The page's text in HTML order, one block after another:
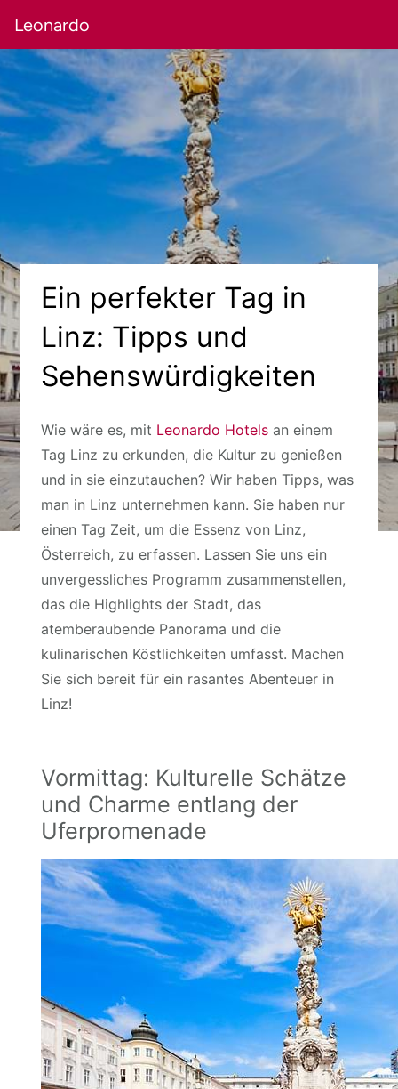
Leonardo
Ein perfekter Tag in
Linz: Tipps und
Sehenswürdigkeiten
Wie wäre es, mit Leonardo Hotels an einem
Tag Linz zu erkunden, die Kultur zu genießen
und in sie einzutauchen? Wir haben Tipps, was
man in Linz unternehmen kann. Sie haben nur
einen Tag Zeit, um die Essenz von Linz,
Österreich, zu erfassen. Lassen Sie uns ein
unvergessliches Programm zusammenstellen,
das die Highlights der Stadt, das
atemberaubende Panorama und die
kulinarischen Köstlichkeiten umfasst. Machen
Sie sich bereit für ein rasantes Abenteuer in
Linz!
Vormittag: Kulturelle Schätze
und Charme entlang der
Uferpromenade